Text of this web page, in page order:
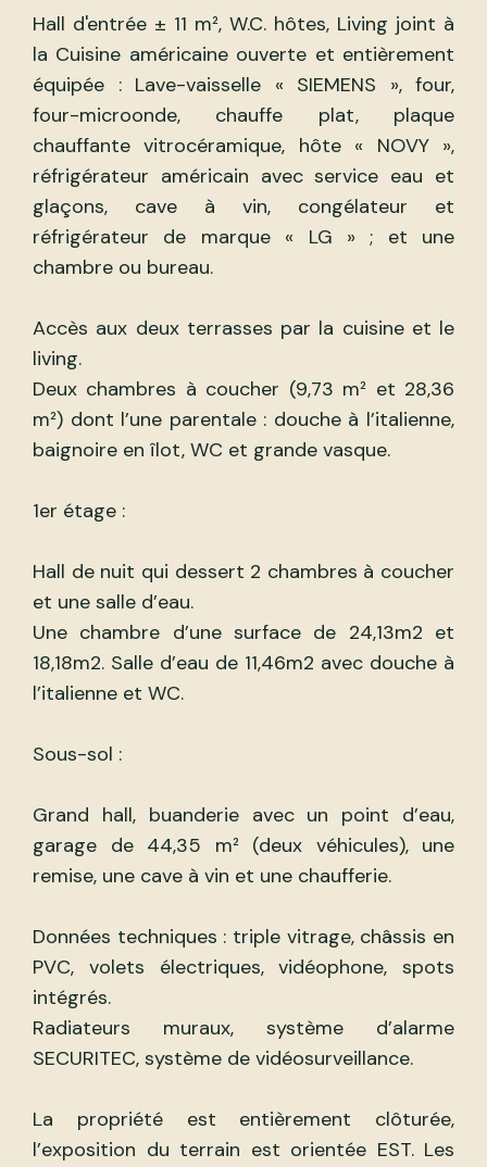
Hall d'entrée ± 11 m², W.C. hôtes, Living joint à
la Cuisine américaine ouverte et entièrement
équipée : Lave-vaisselle « SIEMENS », four,
four-microonde, chauffe plat, plaque
chauffante vitrocéramique, hôte « NOVY »,
réfrigérateur américain avec service eau et
glaçons, cave à vin, congélateur et
réfrigérateur de marque « LG » ; et une
chambre ou bureau.
Accès aux deux terrasses par la cuisine et le
living.
Deux chambres à coucher (9,73 m² et 28,36
m²) dont l’une parentale : douche à l’italienne,
baignoire en îlot, WC et grande vasque.
1er étage :
Hall de nuit qui dessert 2 chambres à coucher
et une salle d’eau.
Une chambre d’une surface de 24,13m2 et
18,18m2. Salle d’eau de 11,46m2 avec douche à
l’italienne et WC.
Sous-sol :
Grand hall, buanderie avec un point d’eau,
garage de 44,35 m² (deux véhicules), une
remise, une cave à vin et une chaufferie.
Données techniques : triple vitrage, châssis en
PVC, volets électriques, vidéophone, spots
intégrés.
Radiateurs muraux, système d’alarme
SECURITEC, système de vidéosurveillance.
La propriété est entièrement clôturée,
l’exposition du terrain est orientée EST. Les